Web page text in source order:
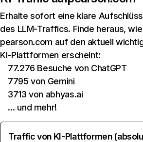
Erhalte sofort eine klare
des LLM-Traffics. Finde heraus, wie
pearson.com auf den aktuell
KI-Plattformen erscheint:
77.276 Besuche von ChatGPT
7795 von Gemini
3713 von abhyas.ai
… und mehr!
Traffic von KI-Plattformen